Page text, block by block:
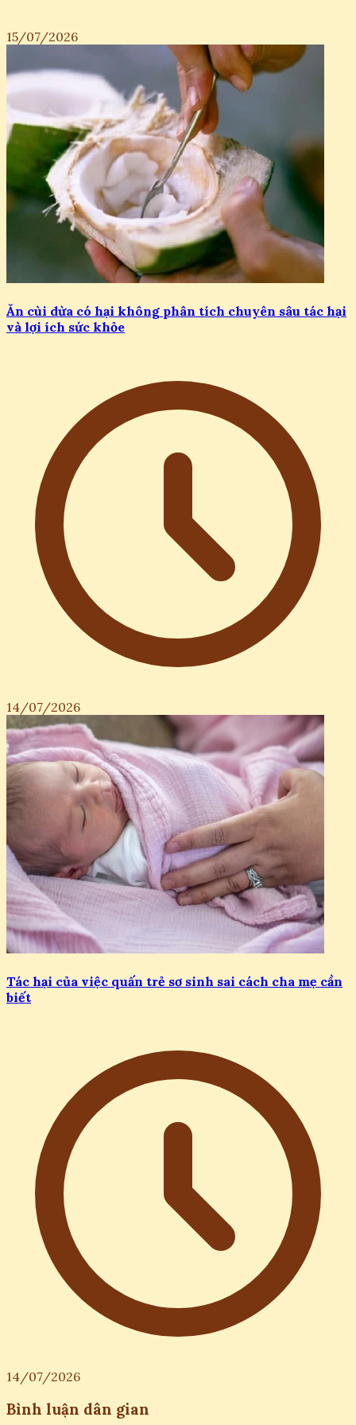
15/07/2026
Ăn cùi dừa có hại không phân tích chuyên sâu tác hại
và lợi ích sức khỏe
14/07/2026
Tác hại của việc quấn trẻ sơ sinh sai cách cha mẹ cần
biết
14/07/2026
Bình luận dân gian